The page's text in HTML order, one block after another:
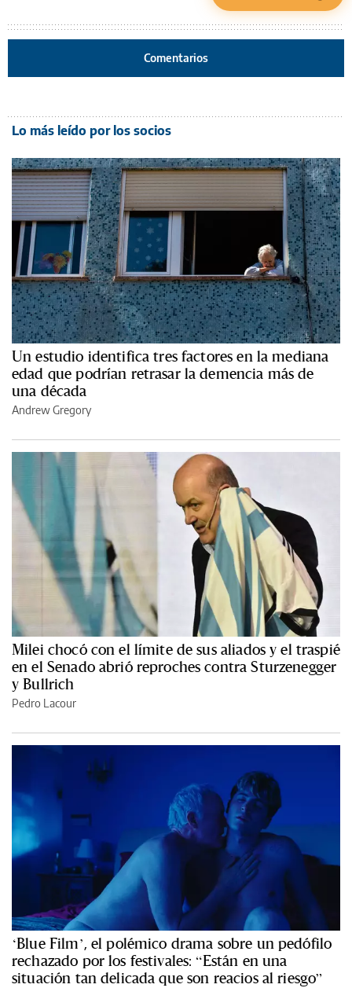
Comentarios
Lo más leído por los socios
Un estudio identifica tres factores en la mediana
edad que podrían retrasar la demencia más de
una década
Andrew Gregory
Milei chocó con el límite de sus aliados y el traspié
en el Senado abrió reproches contra Sturzenegger
y Bullrich
Pedro Lacour
‘Blue Film’, el polémico drama sobre un pedófilo
rechazado por los festivales: “Están en una
situación tan delicada que son reacios al riesgo”